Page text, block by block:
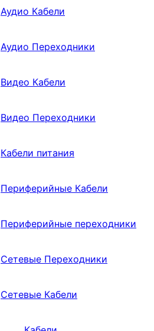
Аудио Кабели
Аудио Переходники
Видео Кабели
Видео Переходники
Кабели питания
Периферийные Кабели
Периферийные переходники
Сетевые Переходники
Сетевые Кабели